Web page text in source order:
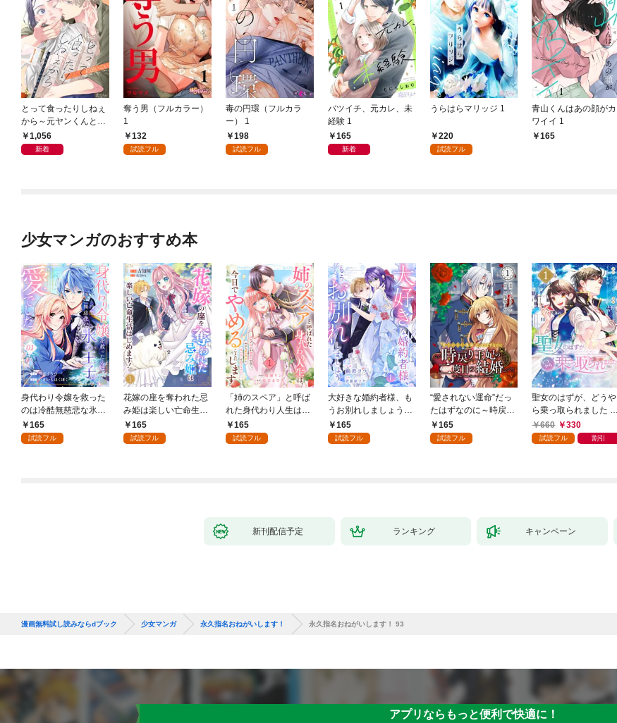
とって食ったりしねぇ
から～元ヤンくんとの
恋事情～ 1～6巻セッ
ト
1,056
新着
奪う男（フルカラー）
1
132
試読フル
毒の円環（フルカラ
ー） 1
198
試読フル
バツイチ、元カレ、未
経験 1
165
新着
うらはらマリッジ 1
220
試読フル
青山くんはあの顔がカ
ワイイ 1
165
少女マンガのおすすめ本
身代わり令嬢を救った
のは冷酷無慈悲な氷の
王子の愛でした１
165
試読フル
花嫁の座を奪われた忌
み姫は楽しい亡命生活
はじめます！１
165
試読フル
「姉のスペア」と呼ば
れた身代わり人生は、
今日でやめることにし
ます～辺境で自由を満
165
試読フル
大好きな婚約者様、も
うお別れしましょう。
１165
試読フル
“愛されない運命”だっ
たはずなのに～時戻り
王妃の二度目の結婚～
１
165
試読フル
聖女のはずが、どうや
ら乗っ取られました 1
巻660 330
試読フル 割引
新刊配信予定 ランキング キャンペーン
漫画無料試し読みならdブック 少女マンガ 永久指名おねがいします！ 永久指名おねがいします！ 93
アプリならもっと便利で快適に！